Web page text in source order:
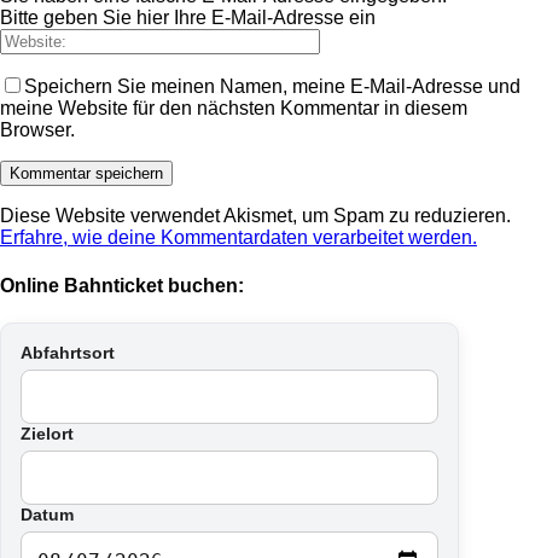
Bitte geben Sie hier Ihre E-Mail-Adresse ein
Speichern Sie meinen Namen, meine E-Mail-Adresse und
meine Website für den nächsten Kommentar in diesem
Browser.
Diese Website verwendet Akismet, um Spam zu reduzieren.
Erfahre, wie deine Kommentardaten verarbeitet werden.
Online Bahnticket buchen:
Abfahrtsort
Zielort
Datum